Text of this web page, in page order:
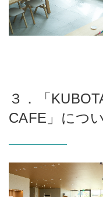
３．「
CAFE」につ